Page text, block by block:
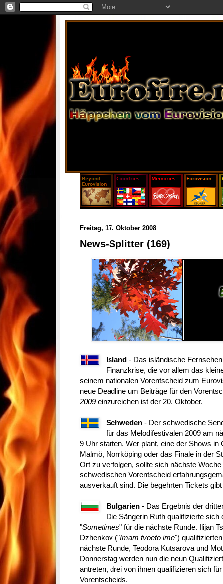
Freitag, 17. Oktober 2008
News-Splitter (169)
Island - Das isländische
Finanzkrise, die vor allem das
seinem nationalen Vorentscheid zum
neue Deadline um Beiträge für den
2009 einzureichen ist der 20. Oktober.
Schweden - Der schwedische
für das Melodifestivalen 2009 am
9 Uhr starten. Wer plant, eine der Shows in
Malmö, Norrköping oder das Finale in der
Ort zu verfolgen, sollte sich nächste
schwedischen Vorentscheid
ausverkauft sind. Die begehrten Tickets
Bulgarien - Das Ergebnis der
Die Sängerin Ruth qualifizierte
"Sometimes" für die nächste Runde. Ilijan
Dzhenkov ("Imam tvoeto ime")
nächste Runde, Teodora Kutsarova und
Donnerstag werden nun die neun
antreten, drei von ihnen qualifizieren sich
Vorentscheids.